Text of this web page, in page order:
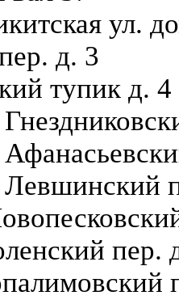
ул.
д. 3
тупик д. 4
пер.